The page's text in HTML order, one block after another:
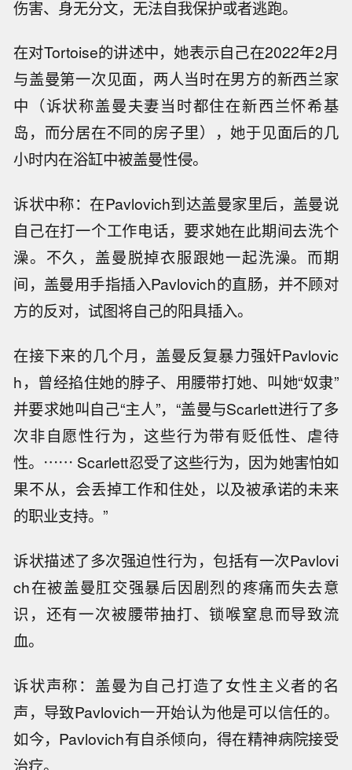
伤害、身无分文，无法自我保护或者逃跑。
在对Tortoise的讲述中，她表示自己在2022年2月
与盖曼第一次见面，两人当时在男方的新西兰家
中（诉状称盖曼夫妻当时都住在新西兰怀希基
岛，而分居在不同的房子里），她于见面后的几
小时内在浴缸中被盖曼性侵。
诉状中称：在Pavlovich到达盖曼家里后，盖曼说
自己在打一个工作电话，要求她在此期间去洗个
澡。不久，盖曼脱掉衣服跟她一起洗澡。而期
间，盖曼用手指插入Pavlovich的直肠，并不顾对
方的反对，试图将自己的阳具插入。
在接下来的几个月，盖曼反复暴力强奸Pavlovic
h，曾经掐住她的脖子、用腰带打她、叫她“奴隶”
并要求她叫自己“主人”，“盖曼与Scarlett进行了多
次非自愿性行为，这些行为带有贬低性、虐待
性。⋯⋯ Scarlett忍受了这些行为，因为她害怕如
果不从，会丢掉工作和住处，以及被承诺的未来
的职业支持。”
诉状描述了多次强迫性行为，包括有一次Pavlovi
ch在被盖曼肛交强暴后因剧烈的疼痛而失去意
识，还有一次被腰带抽打、锁喉窒息而导致流
血。
诉状声称：盖曼为自己打造了女性主义者的名
声，导致Pavlovich一开始认为他是可以信任的。
如今，Pavlovich有自杀倾向，得在精神病院接受
治疗。